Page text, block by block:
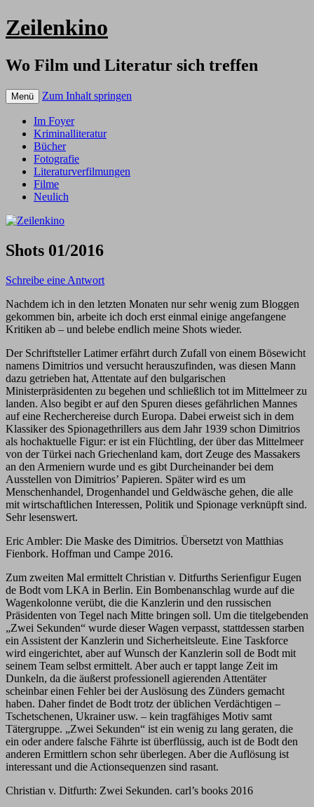
Zeilenkino
Wo Film und Literatur sich treffen
Menü Zum Inhalt springen
Im Foyer
Kriminalliteratur
Bücher
Fotografie
Literaturverfilmungen
Filme
Neulich
Shots 01/2016
Schreibe eine Antwort
Nachdem ich in den letzten Monaten nur sehr wenig zum Bloggen
gekommen bin, arbeite ich doch erst einmal einige angefangene
Kritiken ab – und belebe endlich meine Shots wieder.
Der Schriftsteller Latimer erfährt durch Zufall von einem Bösewicht
namens Dimitrios und versucht herauszufinden, was diesen Mann
dazu getrieben hat, Attentate auf den bulgarischen
Ministerpräsidenten zu begehen und schließlich tot im Mittelmeer zu
landen. Also begibt er auf den Spuren dieses gefährlichen Mannes
auf eine Recherchereise durch Europa. Dabei erweist sich in dem
Klassiker des Spionagethrillers aus dem Jahr 1939 schon Dimitrios
als hochaktuelle Figur: er ist ein Flüchtling, der über das Mittelmeer
von der Türkei nach Griechenland kam, dort Zeuge des Massakers
an den Armeniern wurde und es gibt Durcheinander bei dem
Ausstellen von Dimitrios’ Papieren. Später wird es um
Menschenhandel, Drogenhandel und Geldwäsche gehen, die alle
mit wirtschaftlichen Interessen, Politik und Spionage verknüpft sind.
Sehr lesenswert.
Eric Ambler: Die Maske des Dimitrios. Übersetzt von Matthias
Fienbork. Hoffman und Campe 2016.
Zum zweiten Mal ermittelt Christian v. Ditfurths Serienfigur Eugen
de Bodt vom LKA in Berlin. Ein Bombenanschlag wurde auf die
Wagenkolonne verübt, die die Kanzlerin und den russischen
Präsidenten von Tegel nach Mitte bringen soll. Um die titelgebenden
„Zwei Sekunden“ wurde dieser Wagen verpasst, stattdessen starben
ein Assistent der Kanzlerin und Sicherheitsleute. Eine Taskforce
wird eingerichtet, aber auf Wunsch der Kanzlerin soll de Bodt mit
seinem Team selbst ermittelt. Aber auch er tappt lange Zeit im
Dunkeln, da die äußerst professionell agierenden Attentäter
scheinbar einen Fehler bei der Auslösung des Zünders gemacht
haben. Daher findet de Bodt trotz der üblichen Verdächtigen –
Tschetschenen, Ukrainer usw. – kein tragfähiges Motiv samt
Tätergruppe. „Zwei Sekunden“ ist ein wenig zu lang geraten, die
ein oder andere falsche Fährte ist überflüssig, auch ist de Bodt den
anderen Ermittlern schon sehr überlegen. Aber die Auflösung ist
interessant und die Actionsequenzen sind rasant.
Christian v. Ditfurth: Zwei Sekunden. carl’s books 2016